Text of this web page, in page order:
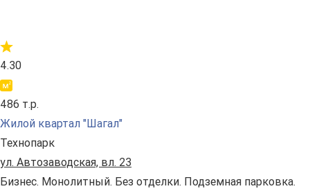
4.30
486 т.р.
Жилой квартал "Шагал"
Технопарк
ул. Автозаводская, вл. 23
Бизнес. Монолитный. Без отделки. Подземная парковка.